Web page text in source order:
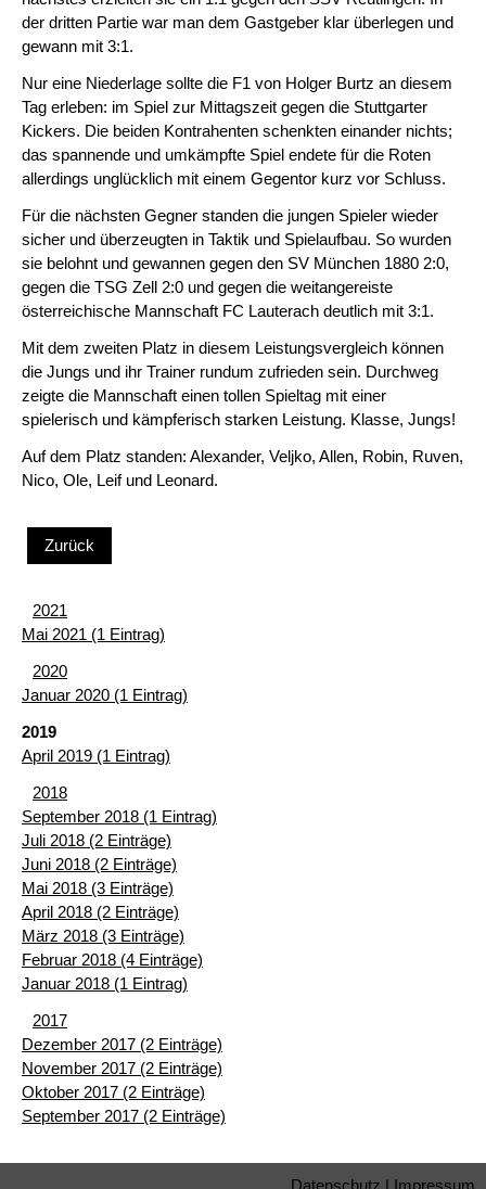
der dritten Partie war man dem Gastgeber klar überlegen und
gewann mit 3:1.
Nur eine Niederlage sollte die F1 von Holger Burtz an diesem
Tag erleben: im Spiel zur Mittagszeit gegen die Stuttgarter
Kickers. Die beiden Kontrahenten schenkten einander nichts;
das spannende und umkämpfte Spiel endete für die Roten
allerdings unglücklich mit einem Gegentor kurz vor Schluss.
Für die nächsten Gegner standen die jungen Spieler wieder
sicher und überzeugten in Taktik und Spielaufbau. So wurden
sie belohnt und gewannen gegen den SV München 1880 2:0,
gegen die TSG Zell 2:0 und gegen die weitangereiste
österreichische Mannschaft FC Lauterach deutlich mit 3:1.
Mit dem zweiten Platz in diesem Leistungsvergleich können
die Jungs und ihr Trainer rundum zufrieden sein. Durchweg
zeigte die Mannschaft einen tollen Spieltag mit einer
spielerisch und kämpferisch starken Leistung. Klasse, Jungs!
Auf dem Platz standen: Alexander, Veljko, Allen, Robin, Ruven,
Nico, Ole, Leif und Leonard.
Zurück
2021
Mai 2021 (1 Eintrag)
2020
Januar 2020 (1 Eintrag)
2019
April 2019 (1 Eintrag)
2018
September 2018 (1 Eintrag)
Juli 2018 (2 Einträge)
Juni 2018 (2 Einträge)
Mai 2018 (3 Einträge)
April 2018 (2 Einträge)
März 2018 (3 Einträge)
Februar 2018 (4 Einträge)
Januar 2018 (1 Eintrag)
2017
Dezember 2017 (2 Einträge)
November 2017 (2 Einträge)
Oktober 2017 (2 Einträge)
September 2017 (2 Einträge)
Datenschutz | Impressum